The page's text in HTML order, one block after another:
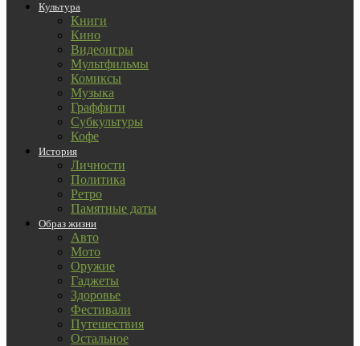
Культура
Книги
Кино
Видеоигры
Мультфильмы
Комиксы
Музыка
Граффити
Субкультуры
Кофе
История
Личности
Политика
Ретро
Памятные даты
Образ жизни
Авто
Мото
Оружие
Гаджеты
Здоровье
Фестивали
Путешествия
Остальное